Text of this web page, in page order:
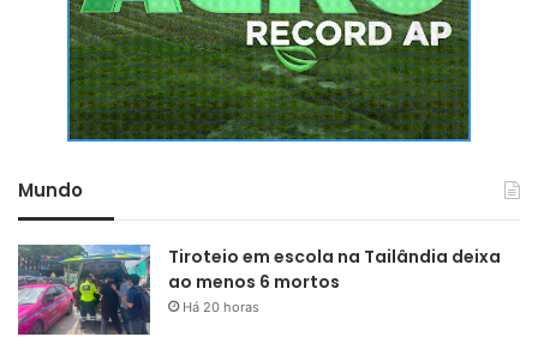
Mundo
Tiroteio em escola na Tailândia deixa
ao menos 6 mortos
Há 20 horas